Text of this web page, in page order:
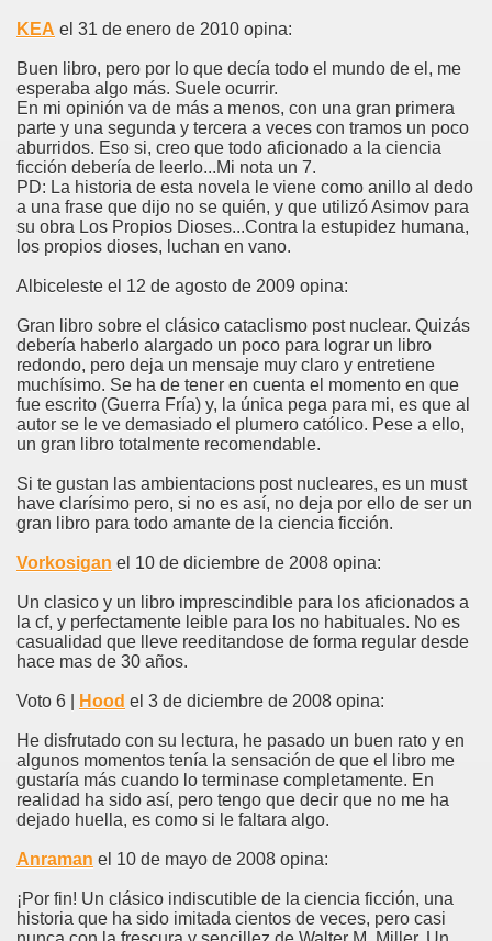
KEA el 31 de enero de 2010 opina:
Buen libro, pero por lo que decía todo el mundo de el, me
esperaba algo más. Suele ocurrir.
En mi opinión va de más a menos, con una gran primera
parte y una segunda y tercera a veces con tramos un poco
aburridos. Eso si, creo que todo aficionado a la ciencia
ficción debería de leerlo...Mi nota un 7.
PD: La historia de esta novela le viene como anillo al dedo
a una frase que dijo no se quién, y que utilizó Asimov para
su obra Los Propios Dioses...Contra la estupidez humana,
los propios dioses, luchan en vano.
Albiceleste el 12 de agosto de 2009 opina:
Gran libro sobre el clásico cataclismo post nuclear. Quizás
debería haberlo alargado un poco para lograr un libro
redondo, pero deja un mensaje muy claro y entretiene
muchísimo. Se ha de tener en cuenta el momento en que
fue escrito (Guerra Fría) y, la única pega para mi, es que al
autor se le ve demasiado el plumero católico. Pese a ello,
un gran libro totalmente recomendable.
Si te gustan las ambientacions post nucleares, es un must
have clarísimo pero, si no es así, no deja por ello de ser un
gran libro para todo amante de la ciencia ficción.
Vorkosigan el 10 de diciembre de 2008 opina:
Un clasico y un libro imprescindible para los aficionados a
la cf, y perfectamente leible para los no habituales. No es
casualidad que lleve reeditandose de forma regular desde
hace mas de 30 años.
Voto 6 | Hood el 3 de diciembre de 2008 opina:
He disfrutado con su lectura, he pasado un buen rato y en
algunos momentos tenía la sensación de que el libro me
gustaría más cuando lo terminase completamente. En
realidad ha sido así, pero tengo que decir que no me ha
dejado huella, es como si le faltara algo.
Anraman el 10 de mayo de 2008 opina:
¡Por fin! Un clásico indiscutible de la ciencia ficción, una
historia que ha sido imitada cientos de veces, pero casi